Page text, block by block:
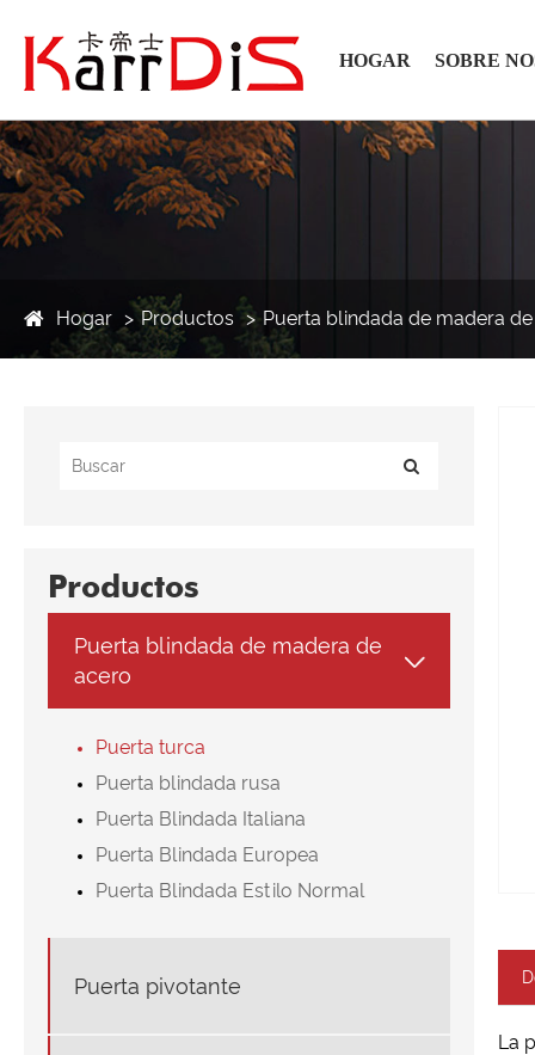
HOGAR SOBRE
Hogar Productos Puerta blindada de madera
Productos
Puerta blindada de madera de
acero

Puerta turca
Puerta blindada rusa
Puerta Blindada Italiana
Puerta Blindada Europea
Puerta Blindada Estilo Normal
Puerta pivotante
La